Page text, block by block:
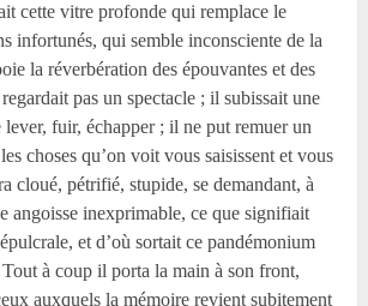
cette vitre profonde qui remplace le
infortunés, qui semble inconsciente de la
la réverbération des épouvantes et des
pas un spectacle ; il subissait une
fuir, échapper ; il ne put remuer un
choses qu’on voit vous saisissent et vous
cloué, pétrifié, stupide, se demandant, à
angoisse inexprimable, ce que signifiait
et d’où sortait ce pandémonium
à coup il porta la main à son front,
auxquels la mémoire revient subitement